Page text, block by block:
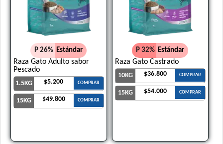
P 26% Estándar
Raza Gato Adulto sabor
Pescado
1.5KG $5.200 COMPRAR
15KG $49.800 COMPRAR
P 32% Estándar
Raza Gato Castrado
10KG $36.800 COMPRAR
15KG $54.000 COMPRAR